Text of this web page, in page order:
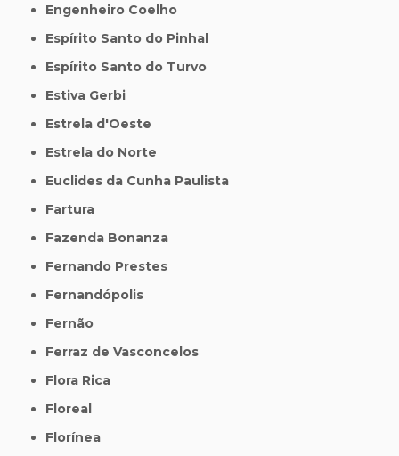
Engenheiro Coelho
Espírito Santo do Pinhal
Espírito Santo do Turvo
Estiva Gerbi
Estrela d'Oeste
Estrela do Norte
Euclides da Cunha Paulista
Fartura
Fazenda Bonanza
Fernando Prestes
Fernandópolis
Fernão
Ferraz de Vasconcelos
Flora Rica
Floreal
Florínea